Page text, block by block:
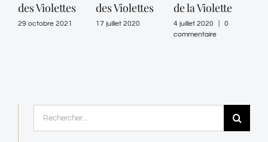
des Violettes
29 octobre 2021
des Violettes
17 juillet 2020
de la Violette
4 juillet 2020
0
commentaire